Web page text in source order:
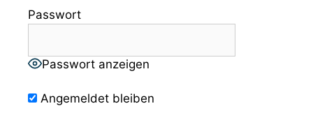
Passwort
Passwort anzeigen
Angemeldet bleiben